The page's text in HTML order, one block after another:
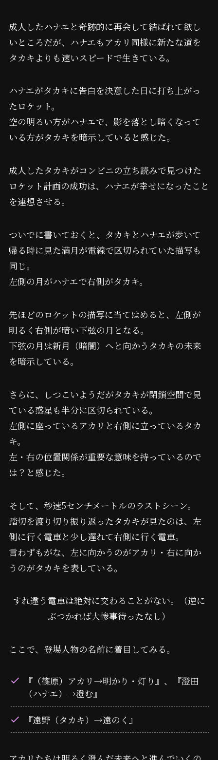
成人したハナエと奇跡的に再会して結ばれて欲し
いところだが、ハナエもアカリ同様に新たな道を
タカキよりも速いスピードで生きている。
ハナエがタカキに告白を決意した日に打ち上がっ
たロケット。
空の明るい方がハナエで、影を落とし暗くなって
いる方がタカキを暗示していると感じた。
成人したタカキがコンビニの立ち読みで見つけた
ロケット計画の成功は、ハナエが幸せになったこと
を連想させる。
ついでに書いておくと、タカキとハナエが歩いて
帰る時に見た満月が電線で区切られていた描写も
同じ。
左側の月がハナエで右側がタカキ。
先ほどのロケットの描写に当てはめると、左側が
明るく右側が暗い下弦の月となる。
下弦の月は新月（暗闇）へと向かうタカキの未来
を暗示している。
さらに、しつこいようだがタカキが閉鎖空間で見
ている惑星も半分に区切られている。
左側に座っているアカリと右側に立っているタカ
キ。
左・右の位置関係が重要な意味を持っているので
は？と感じた。
そして、秒速5センチメートルのラストシーン。
踏切を渡り切り振り返ったタカキが見たのは、左
側に行く電車と少し遅れて右側に行く電車。
言わずもがな、左に向かうのがアカリ・右に向か
うのがタカキを表している。
すれ違う電車は絶対に交わることがない。（逆に
ぶつかれば大惨事待ったなし）
ここで、登場人物の名前に着目してみる。
『（篠原）アカリ→明かり・灯り』、『澄田
（ハナエ）→澄む』
『遠野（タカキ）→遠のく』